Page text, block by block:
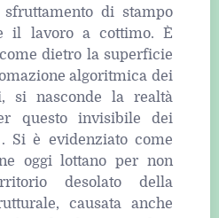
di stampo
il lavoro a cottimo. È
dietro la superficie
algoritmica dei
si nasconde la realtà
questo invisibile dei
Si è evidenziato come
oggi lottano per non
desolato della
causata anche